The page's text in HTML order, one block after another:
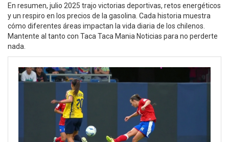
En resumen, julio 2025 trajo victorias deportivas, retos energéticos
y un respiro en los precios de la gasolina. Cada historia muestra
cómo diferentes áreas impactan la vida diaria de los chilenos.
Mantente al tanto con Taca Taca Mania Noticias para no perderte
nada.